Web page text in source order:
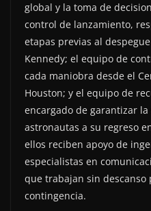
global y la toma de
control de lanzamiento,
etapas previas al
Kennedy; el equipo de
cada maniobra desde el
Houston; y el equipo de
encargado de garantizar
astronautas a su regreso
ellos reciben apoyo de
especialistas en
que trabajan sin
contingencia.